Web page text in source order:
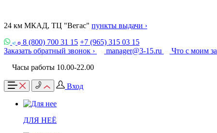
24 км МКАД, ТЦ "Вегас" пункты выдачи ›
8 (800) 700 31 15 +7 (965) 315 03 15
Заказать обратный звонок ›
manager@3-15.ru
Что с моим
Часы работы 10.00-22.00
Вход
ДЛЯ НЕЁ